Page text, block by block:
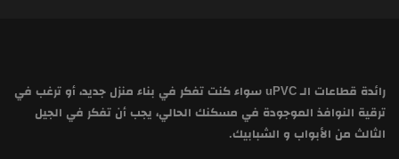
رائدة قطاعات الـ uPVC سواء كنت تفكر في بناء منزل جديد، أو ترغب في
ترقية النوافذ الموجودة في مسكنك الحالي، يجب أن تفكر في الجيل
الثالث من الأبواب و الشبابيك.